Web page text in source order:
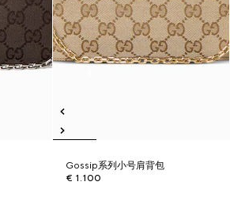
Gossip系列小号肩背包
€ 1.100